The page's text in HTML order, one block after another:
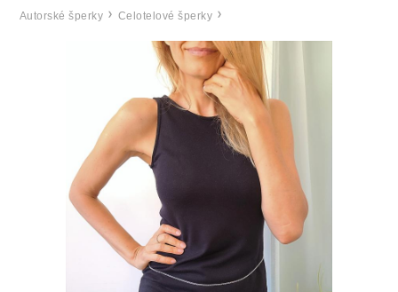
Autorské šperky Celotelové šperky